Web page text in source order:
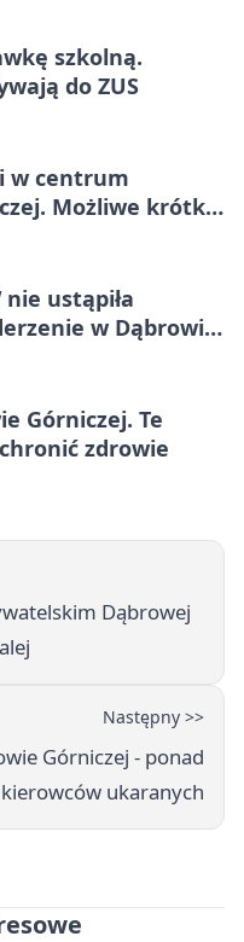
szkolną.
do ZUS
w centrum
Możliwe krótkie
ustąpiła
w Dąbrowie
Górniczej. Te
zdrowie
Dąbrowej
Następny >>
Górniczej - ponad
ukaranych